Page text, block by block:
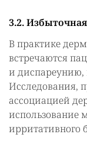
3.2.
В практике
встречаются
и
Исследования,
ассоциацией
использование
ирритативного